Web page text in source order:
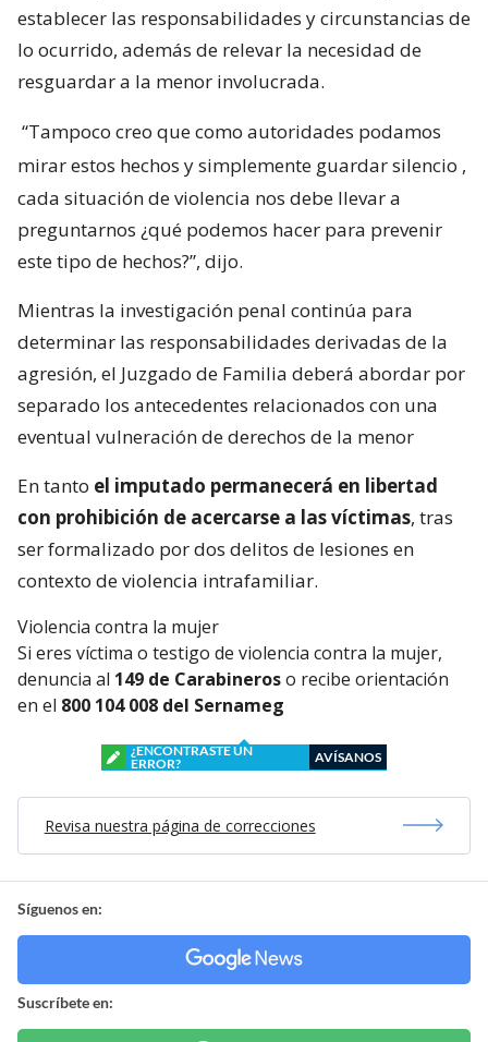
establecer las responsabilidades y circunstancias de
lo ocurrido, además de relevar la necesidad de
resguardar a la menor involucrada.
“Tampoco creo que como autoridades podamos
mirar estos hechos y simplemente guardar silencio ,
cada situación de violencia nos debe llevar a
preguntarnos ¿qué podemos hacer para prevenir
este tipo de hechos?”, dijo.
Mientras la investigación penal continúa para
determinar las responsabilidades derivadas de la
agresión, el Juzgado de Familia deberá abordar por
separado los antecedentes relacionados con una
eventual vulneración de derechos de la menor
En tanto el imputado permanecerá en libertad
con prohibición de acercarse a las víctimas, tras
ser formalizado por dos delitos de lesiones en
contexto de violencia intrafamiliar.
Violencia contra la mujer
Si eres víctima o testigo de violencia contra la mujer,
denuncia al 149 de Carabineroso recibe orientación
en el 800 104 008 del Sernameg
¿ENCONTRASTE UN
ERROR?
AVÍSANOS
Revisa nuestra página de correcciones
Síguenos en:
Suscríbete en: